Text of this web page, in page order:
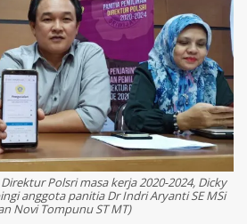
Polsri masa kerja 2020-2024, Dicky
anggota panitia Dr Indri Aryanti SE MSi
Novi Tompunu ST MT)